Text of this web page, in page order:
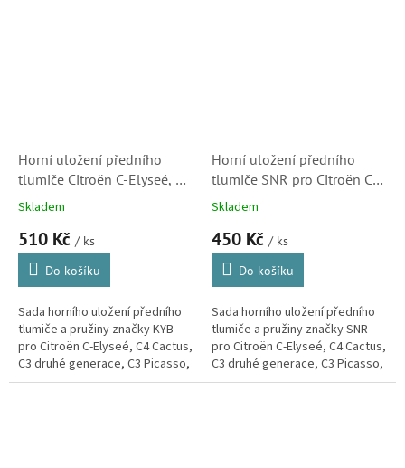
Horní uložení předního
tlumiče Citroën C-Elyseé, C4
Cactus, C3 II., C3 Picasso,
Skladem
510 Kč / ks
Do košíku
Sada horního uložení předního
tlumiče a pružiny značky KYB
pro Citroën C-Elyseé, C4 Cactus,
C3 druhé generace, C3 Picasso,
DS3 a C3 Aircross.(Peugeot: 208
Horní uložení předního
tlumiče SNR pro Citroën C-
Elyseé, C4 Cactus, C3 II., C3
Skladem
450 Kč / ks
Do košíku
Sada horního uložení předního
tlumiče a pružiny značky SNR
pro Citroën C-Elyseé, C4 Cactus,
C3 druhé generace, C3 Picasso,
DS3 a C3 Aircross.(Peugeot: 208